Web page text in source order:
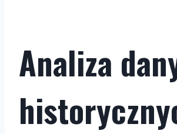
Analiza